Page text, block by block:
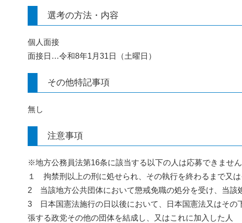
選考の方法・内容
個人面接
面接日…令和8年1月31日（土曜日）
その他特記事項
無し
注意事項
※地方公務員法第16条に該当する以下の人は応募できませ
１ 拘禁刑以上の刑に処せられ、その執行を終わるまで又
2 当該地方公共団体において懲戒免職の処分を受け、当該
3 日本国憲法施行の日以後において、日本国憲法又はその
張する政党その他の団体を結成し、又はこれに加入した人